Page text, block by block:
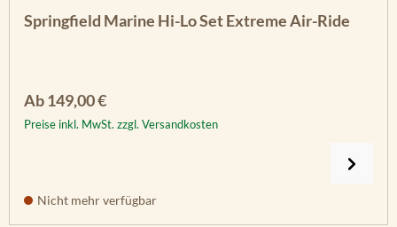
Springfield Marine Hi-Lo Set Extreme Air-Ride
Regulärer Preis:
Ab149,00 €
Preise inkl. MwSt. zzgl. Versandkosten
Nicht mehr verfügbar